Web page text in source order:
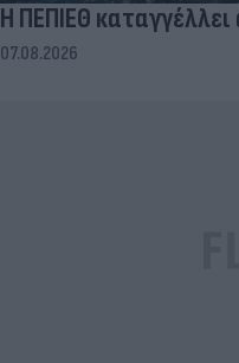
Η ΠΕΠΙΕΘ
07.08.2026